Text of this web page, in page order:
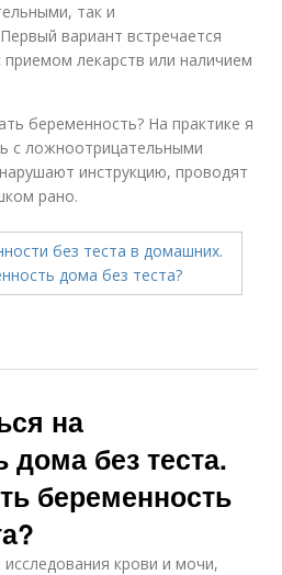
так и
вариант встречается
лекарств или наличием
беременность? На практике я
с ложноотрицательными
инструкцию, проводят
рано.
на
дома без теста.
беременность
крови и мочи,